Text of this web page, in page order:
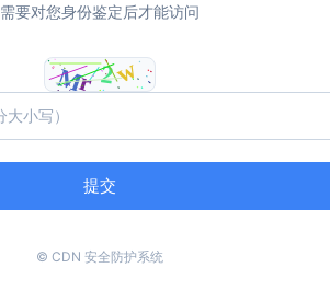
需要对您身份鉴定后才能访问
提交
© CDN 安全防护系统